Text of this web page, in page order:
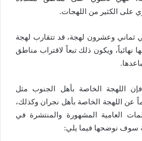
على الكثير من اللهجات.
ثماني وعشرون لهجة، قد تتقارب لهجة
نهائياً، ويكون ذلك تبعاً لاقتراب مناطق
اللهجة الخاصة بأهل الجنوب مثل
عن اللهجة الخاصة بأهل نجران وكذلك،
العامية المشهورة والمنتشرة في
سوف نوضحها فيما يلي: